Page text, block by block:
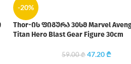
-20%
Thor-ის ფიგურა 30სმ Marvel
Titan Hero Blast Gear Figure 30cm
59.00₾ 47.20₾